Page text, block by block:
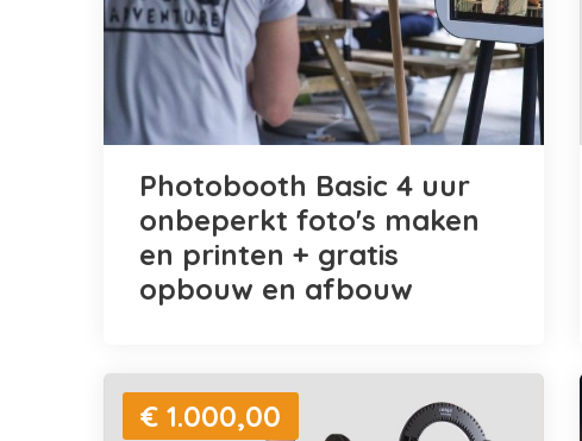
Photobooth Basic 4 uur
onbeperkt foto's maken
en printen + gratis
opbouw en afbouw
€ 1.000,00